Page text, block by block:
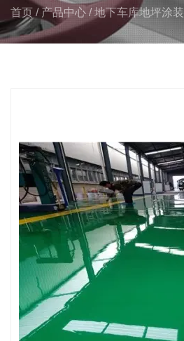
首页 / 产品中心 /地下车库地坪涂装